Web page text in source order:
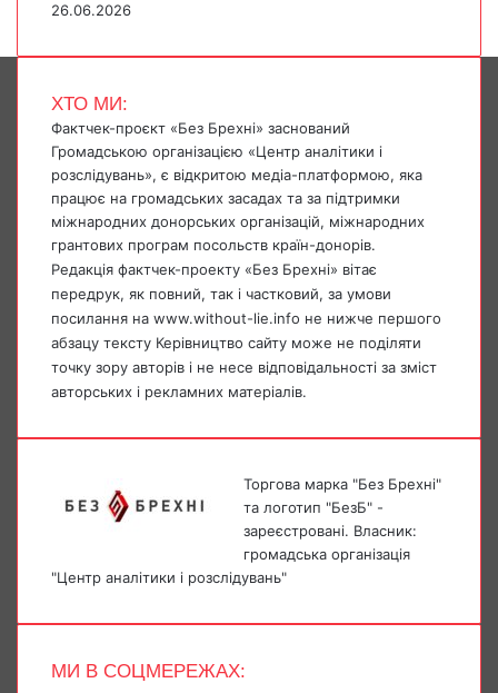
26.06.2026
ХТО МИ:
Фактчек-проєкт «Без Брехні» заснований
Громадською організацією «Центр аналітики і
розслідувань», є відкритою медіа-платформою, яка
працює на громадських засадах та за підтримки
міжнародних донорських організацій, міжнародних
грантових програм посольств країн-донорів.
Редакція фактчек-проекту «Без Брехні» вітає
передрук, як повний, так і частковий, за умови
посилання на www.without-lie.info не нижче першого
абзацу тексту Керівництво сайту може не поділяти
точку зору авторів і не несе відповідальності за зміст
авторських і рекламних матеріалів.
Торгова марка "Без Брехні"
та логотип "БезБ" -
зареєстровані. Власник:
громадська організація
"Центр аналітики і розслідувань"
МИ В СОЦМЕРЕЖАХ: